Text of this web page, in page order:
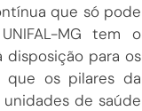
que só pode
MG tem o
para os
que os pilares da
de saúde